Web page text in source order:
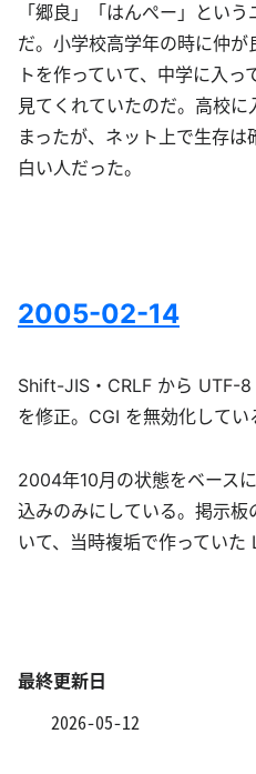
「郷良」「はんぺー」とい
だ。小学校高学年の時に仲
トを作っていて、中学に入
見てくれていたのだ。高校
まったが、ネット上で生存
白い人だった。
2005-02-14
Shift-JIS・CRLF から UTF-
を修正。CGI を無効化してい
2004年10月の状態をベース
込みのみにしている。掲示
いて、当時複垢で作っていた
最終更新日
2026-05-12